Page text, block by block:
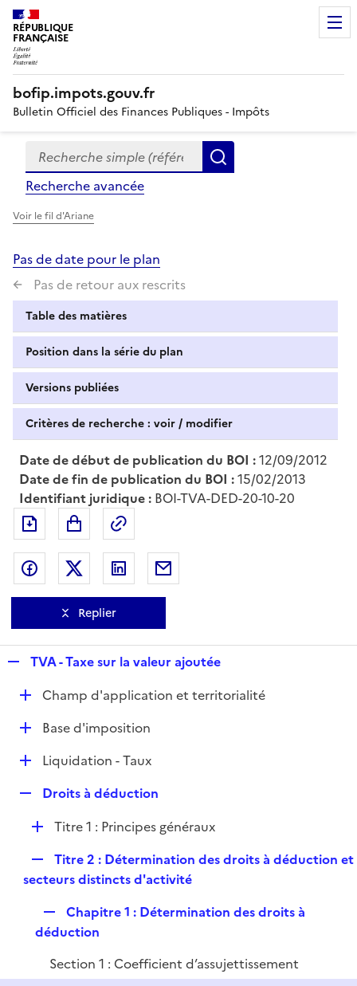
RÉPUBLIQUE
FRANÇAISE
bofip.impots.gouv.fr
Bulletin Officiel des Finances Publiques - Impôts
Formulaire
de
recherche
Recherche simple (références, mots clés, partie du
Recherche avancée
Voir le fil d'Ariane
Pas de date pour le plan
Pas de retour aux rescrits
Table des matières
Position dans la série du plan
Versions publiées
Critères de recherche : voir / modifier
Date de début de publication du BOI :12/09/2012
Date de fin de publication du BOI :15/02/2013
Identifiant juridique : BOI-TVA-DED-20-10-20
Exporter le document au format pdf
Partager sur Facebook
Partager sur Twitter
Partager sur LinkedIn
Replier
p
l
i
e
TVA - Taxe sur la valeur ajoutée
DChamp d'application et territorialité
D
e
Base d'imposition
D
l
i
e
r
Liquidation - Taux
p
e
Droits à déduction
D
l
r
Titre 1 : Principes généraux
e
l
i
e
r
Titre 2 : Détermination des droits à déduction et
secteurs distincts d'activité
e
l
Chapitre 1 : Détermination des droits à
déduction
Section 1 : Coefficient d’assujettissement